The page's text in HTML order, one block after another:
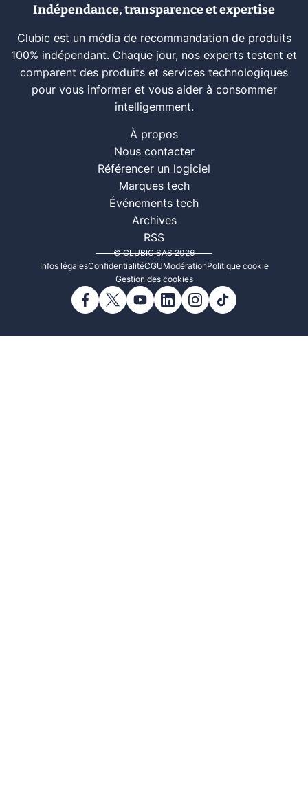
Indépendance, transparence et expertise
Clubic est un média de recommandation de produits
100% indépendant. Chaque jour, nos experts testent et
comparent des produits et services technologiques
pour vous informer et vous aider à consommer
intelligemment.
À propos
Nous contacter
Référencer un logiciel
Marques tech
Événements tech
Archives
RSS
© CLUBIC SAS 2026
Infos légalesConfidentialitéCGUModérationPolitique cookie
Gestion des cookies